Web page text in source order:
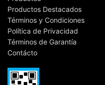
Productos Destacados
Términos y Condiciones
Política de Privacidad
Términos de Garantía
Contácto